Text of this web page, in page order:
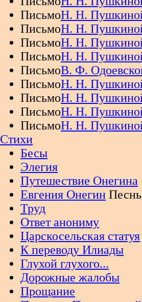
ПисьмоН. Н.
ПисьмоН. Н.
ПисьмоН. Н.
ПисьмоН. Н.
ПисьмоВ. Ф.
ПисьмоН. Н.
ПисьмоН. Н.
ПисьмоН. Н.
ПисьмоН. Н.
Стихи
Бесы
Элегия
Путешествие Онегина
Евгения Онегин
Труд
Ответ анониму
Царскосельская статуя
К переводу Илиады
Глухой глухого...
Дорожные жалобы
Прощание